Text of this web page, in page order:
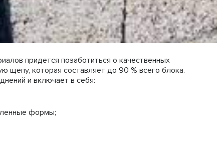
придется позаботиться о качественных
щепу, которая составляет до 90 % всего блока.
и включает в себя:
формы;